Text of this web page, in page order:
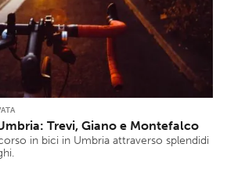
Trevi, Giano e Montefalco
in bici in Umbria attraverso splendidi